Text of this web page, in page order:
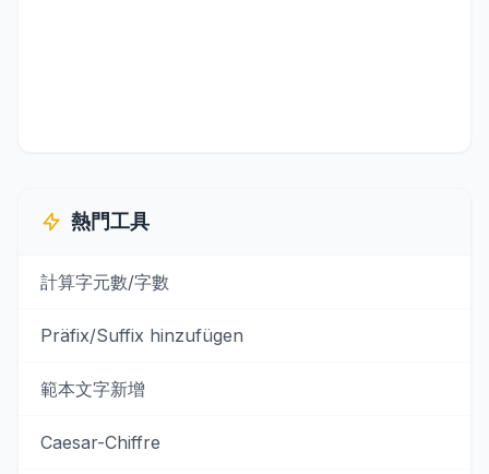
熱門工具
計算字元數/字數
Präfix/Suffix hinzufügen
範本文字新增
Caesar-Chiffre